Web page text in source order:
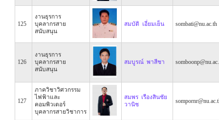
125
งานธุรการ
บุคลากรสาย
สนับสนุน
สมบัติ เอี่ยมเย็น sombati@nu.ac.th
126
งานธุรการ
บุคลากรสาย
สนับสนุน
สมบูรณ์ พาสีชา
127
ภาควิชาวิศวกรรม
ไฟฟ้าและ
คอมพิวเตอร์
บุคลากรสายวิชาการ
สมพร เรืองสินชัย
วานิช